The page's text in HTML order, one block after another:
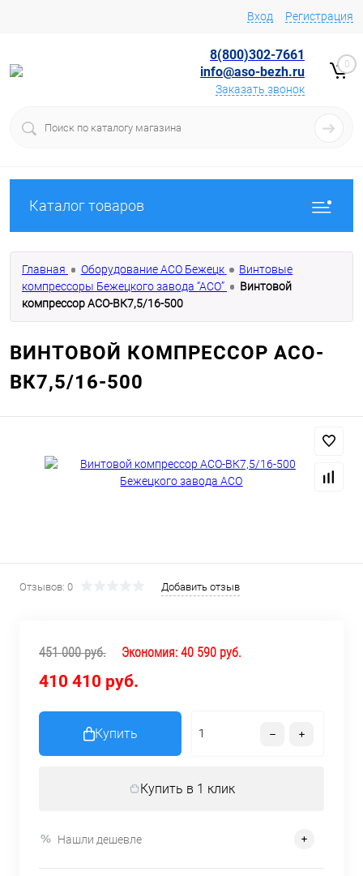
Вход Регистрация
8(800)302-7661
info@aso-bezh.ru
Заказать звонок
0
Каталог товаров
Главная Оборудование АСО Бежецк
Винтовые
компрессоры Бежецкого завода “АСО”
Винтовой
компрессор АСО-ВК7,5/16-500
ВИНТОВОЙ КОМПРЕССОР АСО-
ВК7,5/16-500
Отзывов: 0 Добавить отзыв
451 000 руб. Экономия: 40 590 руб.
410 410 руб.
Купить
Купить в 1 клик
Нашли дешевле